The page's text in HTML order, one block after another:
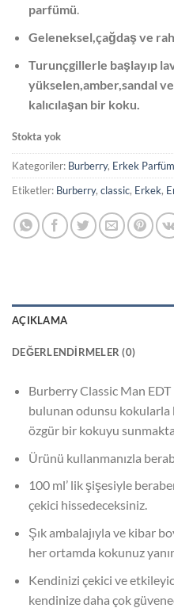
parfümü.
Geleneksel,çağdaş ve
Turunçgillerle başlayıp
yükselen,amber,sandal
kalıcılaşan bir koku.
Stokta yok
Kategoriler: Burberry, Erkek
Etiketler: Burberry, classic, Erkek,
AÇIKLAMA
DEĞERLENDIRMELER (0)
Burberry Classic Man
bulunan odunsu kokularla
özgür bir kokuyu
Ürünü kullanmanızla
100 ml’ lik şişesiyle
çekici hissedeceksiniz.
Şık ambalajıyla ve kibar
her ortamda kokunuz
Kendinizi çekici ve
kendinize daha çok